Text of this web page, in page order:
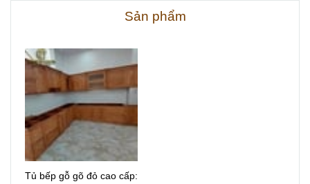
Sản phẩm
Tủ bếp gỗ gõ đỏ cao cấp: